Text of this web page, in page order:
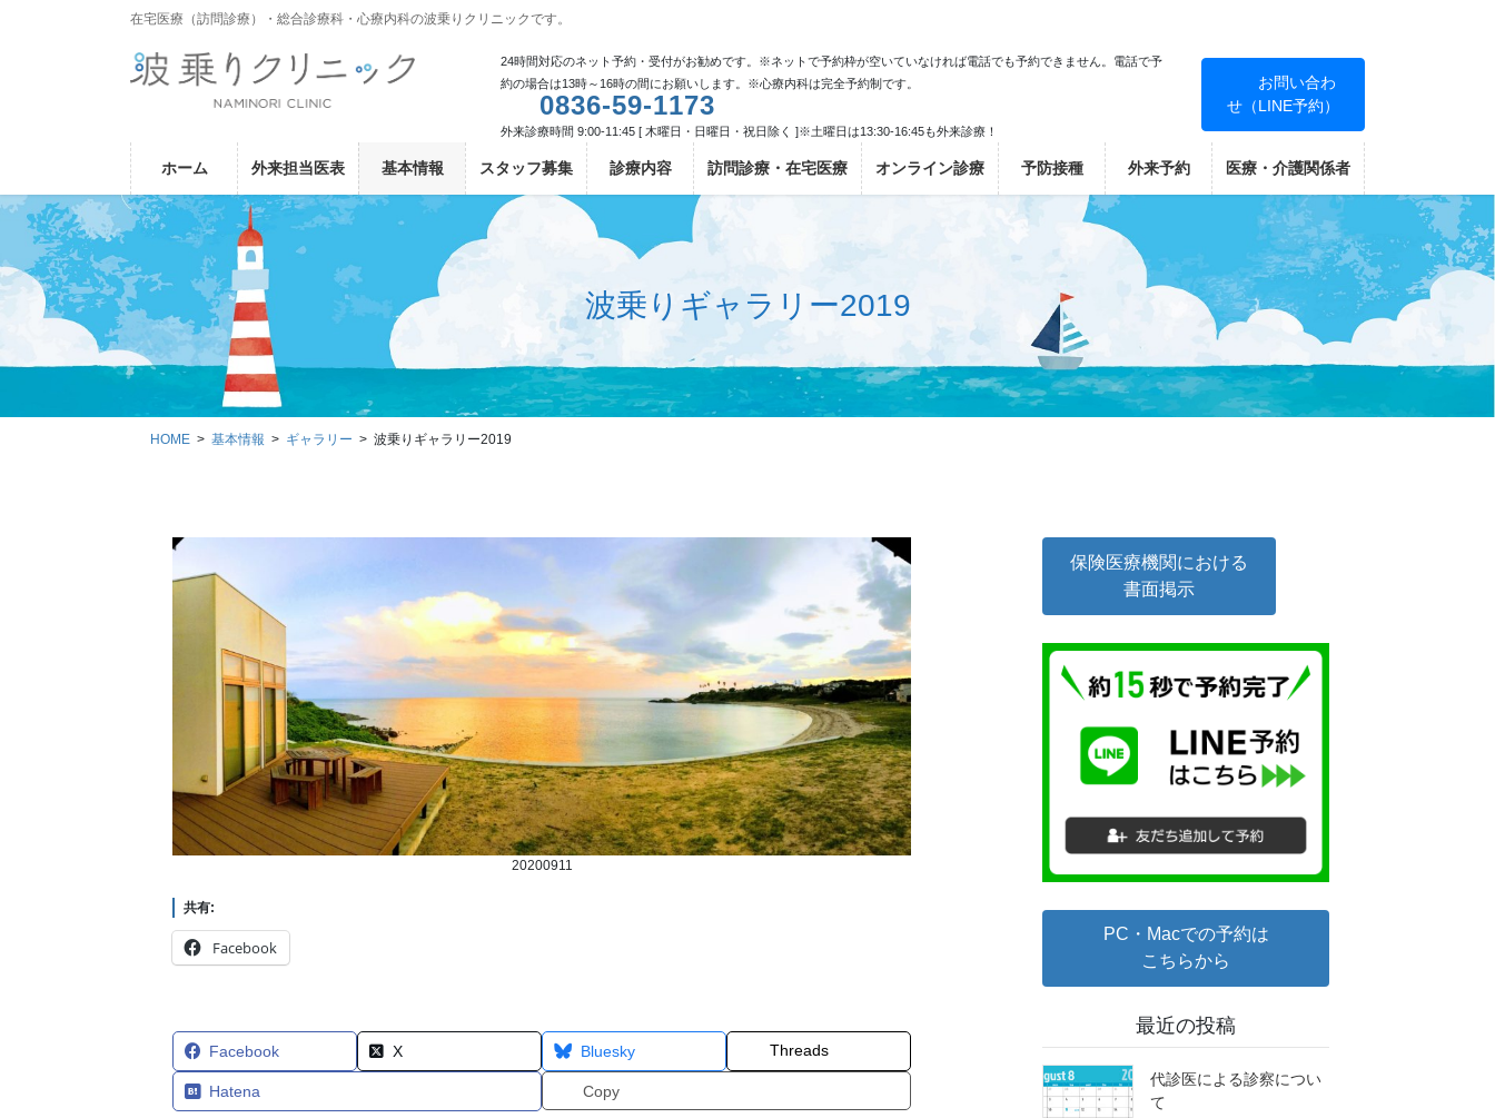
動
に
在宅医療（訪問診療）・総合診療科・心療内科の波乗りクリニックです。
24時間対応のネット予約・受付がお勧めです。※ネットで予約枠が空いていなければ電話でも予約できません。電話で予
約の場合は13時～16時の間にお願いします。※心療内科は完全予約制です。
0836-59-1173
外来診療時間 9:00-11:45 [ 木曜日・日曜日・祝日除く ]※土曜日は13:30-16:45も外来診療！
お問い合わ
せ（LINE予約）
ホーム 外来担当医表 基本情報 スタッフ募集 診療内容 訪問診療・在宅医療 オンライン診療 予防接種 外来予約 医療・介護関係者
波乗りギャラリー2019
HOME 基本情報 ギャラリー 波乗りギャラリー2019
20200911
共有:
Facebook
Facebook X Bluesky Threads
Hatena Copy
保険医療機関における
書面掲示
PC・Macでの予約は
こちらから
最近の投稿
代診医による診察につい
て